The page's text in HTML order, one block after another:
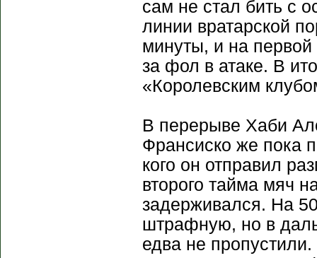
сам не стал бить с
линии вратарской
минуты, и на первой
за фол в атаке. В
«Королевским
В перерыве Хаби
Франсиско же пока
кого он отправил
второго тайма мяч
задерживался. На
штрафную, но в
едва не